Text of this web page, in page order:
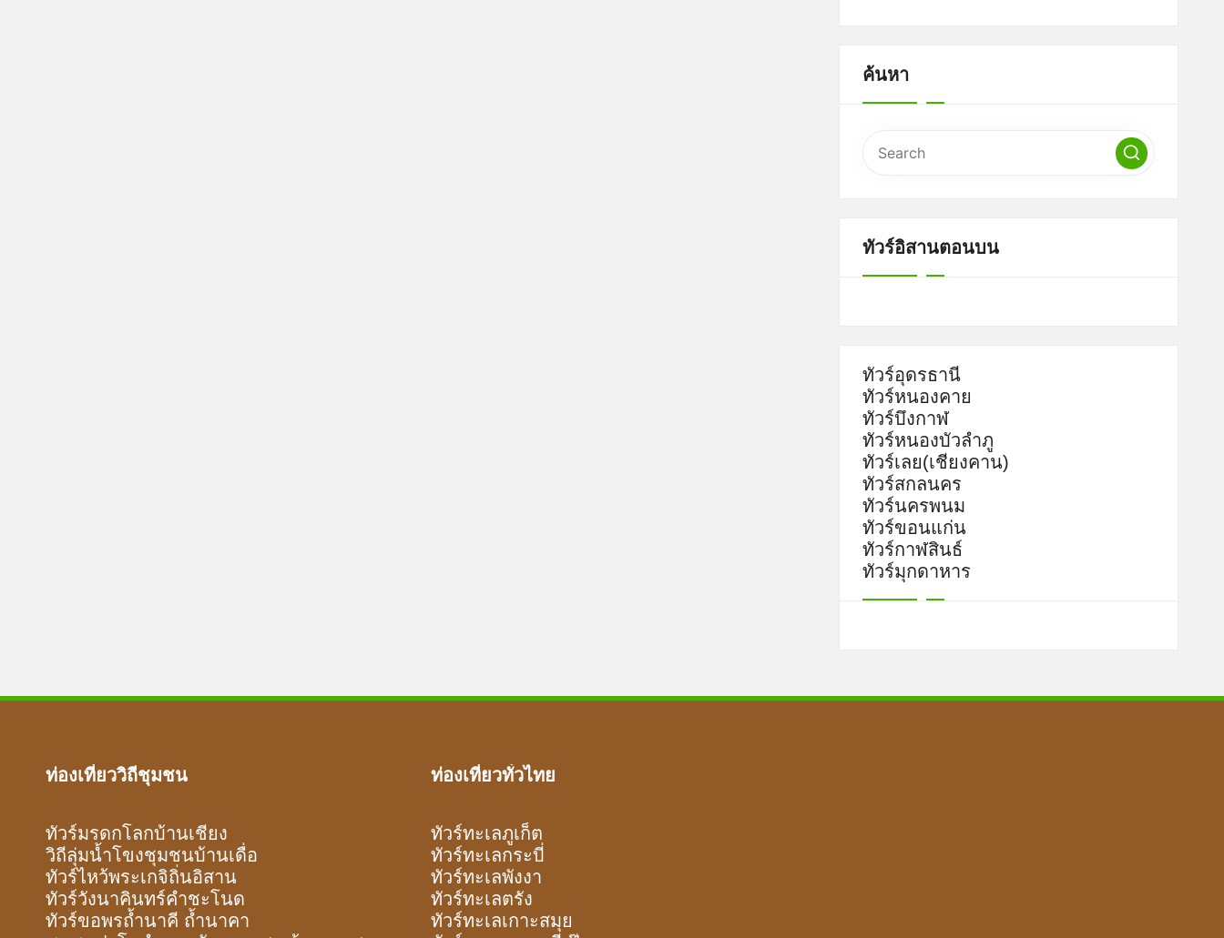
ค้นหา
ทัวร์อิสานตอนบน
ทัวร์อุดรธานี
ทัวร์หนองคาย
ทัวร์บึงกาฬ
ทัวร์หนองบัวลำภู
ทัวร์เลย(เชียงคาน)
ทัวร์สกลนคร
ทัวร์นครพนม
ทัวร์ขอนแก่น
ทัวร์กาฬสินธ์
ทัวร์มุกดาหาร
ท่องเที่ยววิถีชุมชน
ทัวร์มรดกโลกบ้านเชียง
วิถีลุ่มน้ำโขงชุมชนบ้านเดื่อ
ทัวร์ไหว้พระเกจิถิ่นอิสาน
ทัวร์วังนาคินทร์คำชะโนด
ทัวร์ขอพรถ้ำนาคี ถ้ำนาคา
ท่องเที่ยวทั่วไทย
ทัวร์ทะเลภูเก็ต
ทัวร์ทะเลกระบี่
ทัวร์ทะเลพังงา
ทัวร์ทะเลตรัง
ทัวร์ทะเลเกาะสมุย